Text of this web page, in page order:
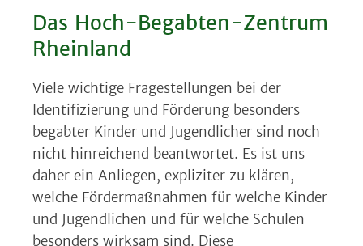
Das Hoch-Begabten-Zentrum
Rheinland
Viele wichtige Fragestellungen bei der
Identifizierung und Förderung besonders
begabter Kinder und Jugendlicher sind noch
nicht hinreichend beantwortet. Es ist uns
daher ein Anliegen, expliziter zu klären,
welche Fördermaßnahmen für welche Kinder
und Jugendlichen und für welche Schulen
besonders wirksam sind. Diese